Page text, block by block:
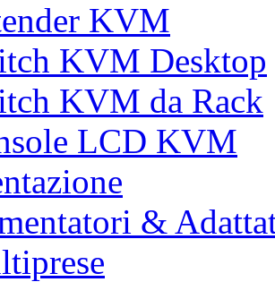
KVM
KVM Desktop
KVM da Rack
LCD KVM
&